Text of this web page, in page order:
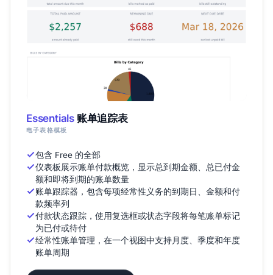
Essentials账单追踪表
电子表格模板
包含 Free 的全部
仪表板展示账单付款概览，显示总到期金额、总已付金
额和即将到期的账单数量
账单跟踪器，包含每项经常性义务的到期日、金额和付
款频率列
付款状态跟踪，使用复选框或状态字段将每笔账单标记
为已付或待付
经常性账单管理，在一个视图中支持月度、季度和年度
账单周期